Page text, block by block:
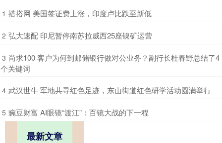
1 ​搭搭网 美国签证费上涨，印度卢比跌至新低
2 ​弘大速配 印尼暂停南苏拉威西25座镍矿运营
3 ​尚求100 客户为何到邮储银行做对公业务？副行长杜春野总结了4
个关键词
4 ​武汉世牛 军地共寻红色足迹，东山街道红色研学活动圆满举行
5 ​豌豆财富 AI眼镜“渡江”：百镜大战的下一程
最新文章